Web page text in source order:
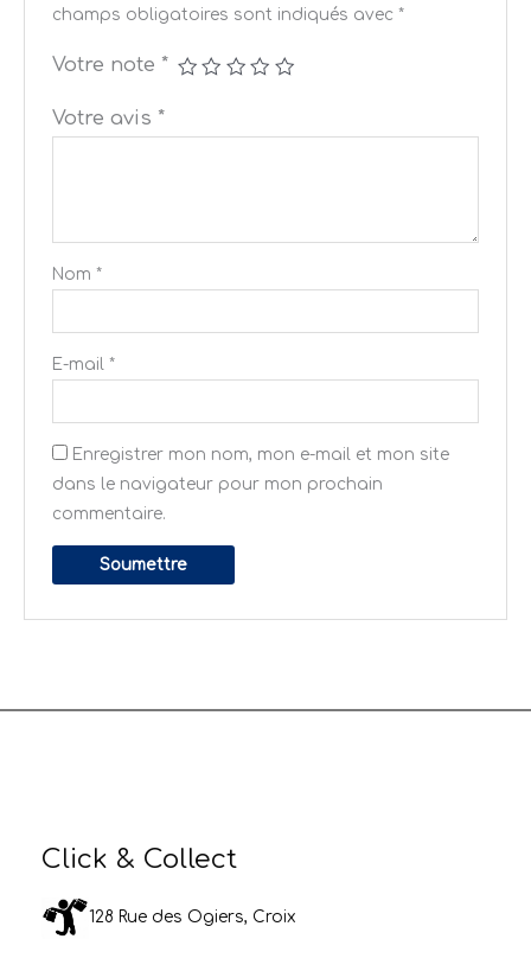
champs obligatoires sont indiqués avec *
Votre note *
Votre avis *
Nom *
E-mail *
Enregistrer mon nom, mon e-mail et mon site
dans le navigateur pour mon prochain
commentaire.
Click & Collect
128 Rue des Ogiers, Croix